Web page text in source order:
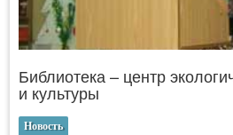
Библиотека – центр
и культуры
Новость